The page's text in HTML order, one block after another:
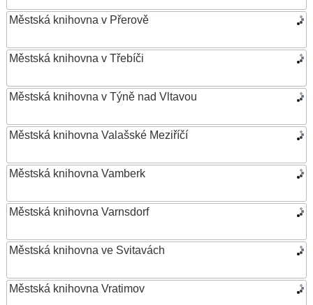
Městská knihovna v Přerově
Městská knihovna v Třebíči
Městská knihovna v Týně nad Vltavou
Městská knihovna Valašské Meziříčí
Městská knihovna Vamberk
Městská knihovna Varnsdorf
Městská knihovna ve Svitavách
Městská knihovna Vratimov